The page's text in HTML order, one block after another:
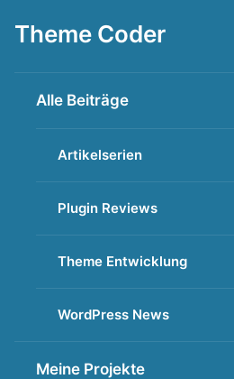
Inhalt
Theme Coder
Alle Beiträge
Artikelserien
Plugin Reviews
Theme Entwicklung
WordPress News
Meine Projekte